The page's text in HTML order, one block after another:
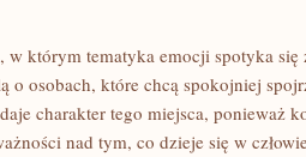
w którym tematyka emocji spotyka
o osobach, które chcą spokojniej
charakter tego miejsca, ponieważ
nad tym, co dzieje się w